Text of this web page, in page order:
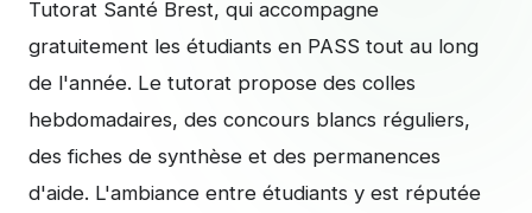
Tutorat Santé Brest, qui accompagne
gratuitement les étudiants en PASS tout au long
de l'année. Le tutorat propose des colles
hebdomadaires, des concours blancs réguliers,
des fiches de synthèse et des permanences
d'aide. L'ambiance entre étudiants y est réputée